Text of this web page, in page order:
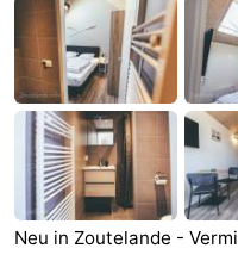
Aparthotel
Zoutelande
Duinflat
Duinoord
Duinweg
18
Kurhaus
-
Neu in Zoutelande -